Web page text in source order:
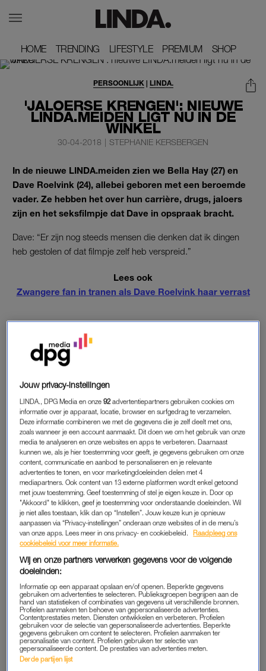
HOME
HOME TRENDING
TRENDING LIFESTYLE
LIFESTYLE PREMIUM
PREMIUM SHOP
SHOP
'JALOERSE KRENGEN': NIEUWE
LINDA.MEIDEN LIGT NÚ IN DE
WINKEL
PERSOONLIJK| LINDA.
30-04-2018 | STEPHANIE KERSBERGEN
In de nieuwe LINDA.meiden zien we Bella Hay (27) en
Dave Roelvink (24), allebei geboren met een beroemde
vader. Ze hebben het over hun carrière, drugs, jaloers
zijn en het seksfilmpje dat Dave in opspraak bracht.
Dave: “Er zijn nog steeds mensen die denken dat ik dingen
heb gestolen of dat filmpje zelf heb verspreid.”
Lees ook
Zwangere fan in tranen als Dave Roelvink haar verrast
Ook vertelt Dave dat hij is vrijgesproken voor het filmpje. Bella
wist dat niet, zegt ze. “Dat is ook amper in het nieuws geweest,
vrouwenverslinder.” Dat frustreert hem. Dave en Bella hebben
allebei een relatie. Dave met Julia en Bella met Frans, beter
bekend als Spike van Di-rect. Beiden hebben ze hun geliefde
vereeuwigd op hun lichaam. Bella met een spijkertje op haar
pols. “We waren twee weken samen toen ik die liet zetten.”
Dave heeft de naam van zijn vriendin, maar óók die van zijn ex
op zijn lichaam staan. “Als ik heel veel van je hou, wil ik dat
laten zien.”
JALOEZIE
Ook vertellen bekende stellen Lizzy van der Ligt en Yuki
Kempees, Christina Curry en Shenta Ignacio, en Arie en Romy
Boomsma over hoe ze met jaloezie omgaan. Zo hebben Yuki
en Lizzy door hun vele reizen op een gegeven moment
gezegd: ‘We gaan elkaar nu echt beloven dat we elkaars
laatste zijn, anders werkt het niet.’ En bij Shenta en Christina is
er helemaal geen ruimte voor jaloers. Shenta: ‘We zijn
monogaam.’ Ook voor Arie is er geen ruimte voor. ‘Misschien
maakt onze liefde, die zo vanzelfsprekend is, jaloezie
Jouw privacy-instellingen
LINDA., DPG Media en onze92 advertentiepartners gebruiken cookies om
informatie over je apparaat, locatie, browser en surfgedrag te verzamelen.
Deze informatie combineren we met de gegevens die je zelf deelt met ons,
zoals wanneer je een account aanmaakt. Dit doen we om het gebruik van onze
media te analyseren en onze websites en apps te verbeteren. Daarnaast
kunnen we, als je hier toestemming voor geeft, je gegevens gebruiken om onze
content, communicatie en aanbod te personaliseren en je relevante
advertenties te tonen, en voor marketingdoeleinden delen met 4
mediapartners. Ook content van 13 externe platformen wordt enkel getoond
met jouw toestemming. Geef toestemming of stel je eigen keuze in. Door op
"Akkoord" te klikken, geef je toestemming voor onderstaande doeleinden. Wil
je niet alles toestaan, klik dan op “Instellen”. Jouw keuze kun je opnieuw
aanpassen via “Privacy-instellingen” onderaan onze websites of in de menu’s
van onze apps. Lees meer in ons privacy- en cookiebeleid.
Raadpleeg ons
cookiebeleid voor meer informatie.
Wij en onze partners verwerken gegevens voor de volgende
doeleinden:
Informatie op een apparaat opslaan en/of openen. Beperkte gegevens
gebruiken om advertenties te selecteren. Publieksgroepen begrijpen aan de
hand van statistieken of combinaties van gegevens uit verschillende bronnen.
Profielen aanmaken ten behoeve van gepersonaliseerde advertenties.
Contentprestaties meten. Diensten ontwikkelen en verbeteren. Profielen
gebruiken voor de selectie van gepersonaliseerde advertenties. Beperkte
gegevens gebruiken om content te selecteren. Profielen aanmaken ter
personalisatie van content. Profielen gebruiken ter selectie van
gepersonaliseerde content. De prestaties van advertenties meten.
Derde partijen lijst